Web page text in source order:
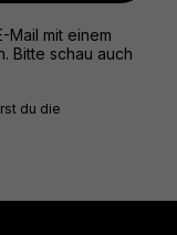
Mail mit einem
Bitte schau auch
du die